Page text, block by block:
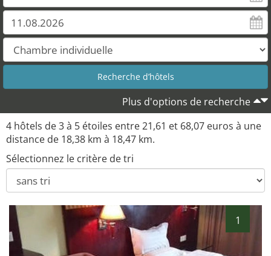
Plus d'options de recherche
4 hôtels de 3 à 5 étoiles entre 21,61 et 68,07 euros à une
distance de 18,38 km à 18,47 km.
Sélectionnez le critère de tri
1